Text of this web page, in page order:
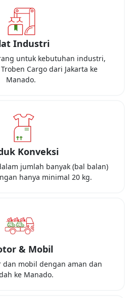
Industri
untuk kebutuhan industri,
Cargo dari Jakarta ke
Manado.
Konveksi
jumlah banyak (bal balan)
hanya minimal 20 kg.
& Mobil
dan mobil dengan aman dan
ke Manado.